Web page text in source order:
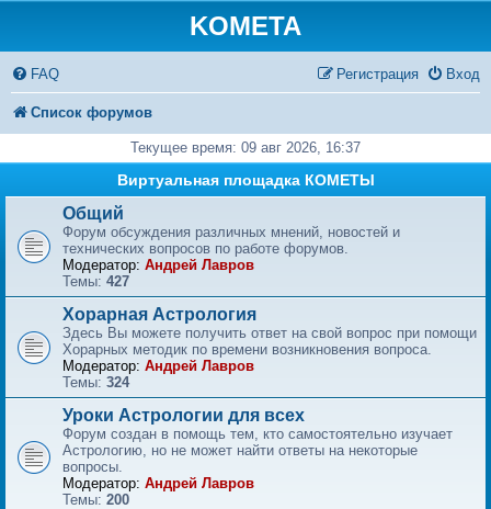
KOMETA
FAQ Вход
Регистрация
Список форумов
Текущее время: 09 авг 2026, 16:37
Виртуальная площадка КОМЕТЫ
Общий
Форум обсуждения различных мнений, новостей и
технических вопросов по работе форумов.
Модератор: Андрей Лавров
Темы: 427
Хорарная Астрология
Здесь Вы можете получить ответ на свой вопрос при помощи
Хорарных методик по времени возникновения вопроса.
Модератор: Андрей Лавров
Темы: 324
Уроки Астрологии для всех
Форум создан в помощь тем, кто самостоятельно изучает
Астрологию, но не может найти ответы на некоторые
вопросы.
Модератор: Андрей Лавров
Темы: 200